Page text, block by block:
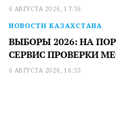
6 АВГУСТА 2026, 17:36
НОВОСТИ КАЗАХСТАНА
ВЫБОРЫ 2026: НА
СЕРВИС ПРОВЕРКИ
6 АВГУСТА 2026, 16:55